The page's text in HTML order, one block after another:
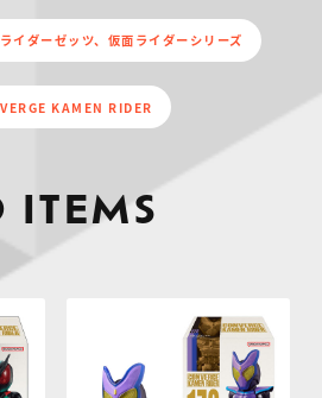
イダーゼッツ、仮面ライダーシリーズ
KAMEN RIDER
ITEMS